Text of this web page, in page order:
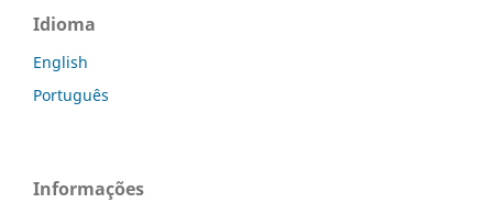
Idioma
English
Português
Informações